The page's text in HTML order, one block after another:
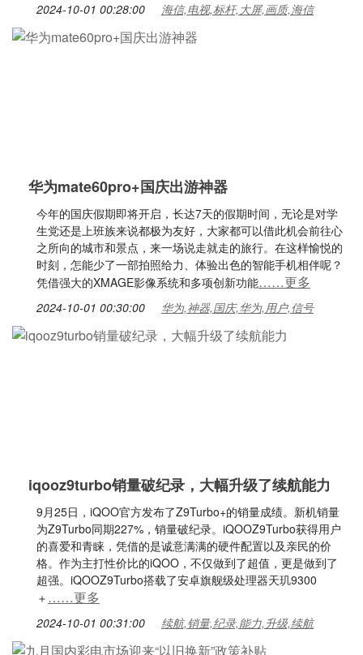
2024-10-01 00:28:00 海信,电视,标杆,大屏,画质,海信
华为mate60pro+国庆出游神器
今年的国庆假期即将开启，长达7天的假期时间，无论是对学
生党还是上班族来说都极为友好，大家都可以借此机会前往心
之所向的城市和景点，来一场说走就走的旅行。在这样愉悦的
时刻，怎能少了一部拍照给力、体验出色的智能手机相伴呢？
凭借强大的XMAGE影像系统和多项创新功能……更多
2024-10-01 00:30:00 华为,神器,国庆,华为,用户,信号
iqooz9turbo销量破纪录，大幅升级了续航能力
9月25日，iQOO官方发布了Z9Turbo+的销量成绩。新机销量
为Z9Turbo同期227%，销量破纪录。iQOOZ9Turbo获得用户
的喜爱和青睐，凭借的是诚意满满的硬件配置以及亲民的价
格。作为主打性价比的iQOO，不仅做到了超值，更是做到了
超强。iQOOZ9Turbo搭载了安卓旗舰级处理器天玑9300
＋ ……更多
2024-10-01 00:31:00 续航,销量,纪录,能力,升级,续航